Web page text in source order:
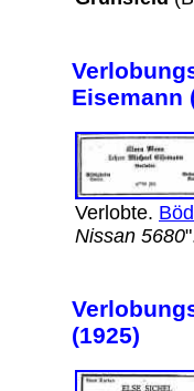
Verlobte.
Nissan 5680
(1925)